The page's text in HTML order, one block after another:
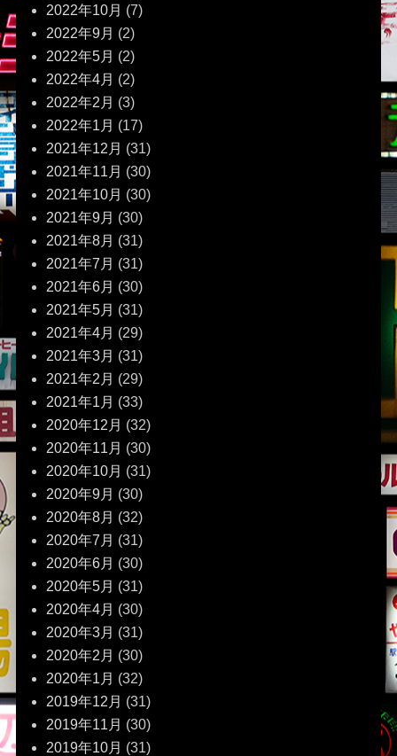
2022年10月 (7)
2022年9月 (2)
2022年5月 (2)
2022年4月 (2)
2022年2月 (3)
2022年1月 (17)
2021年12月 (31)
2021年11月 (30)
2021年10月 (30)
2021年9月 (30)
2021年8月 (31)
2021年7月 (31)
2021年6月 (30)
2021年5月 (31)
2021年4月 (29)
2021年3月 (31)
2021年2月 (29)
2021年1月 (33)
2020年12月 (32)
2020年11月 (30)
2020年10月 (31)
2020年9月 (30)
2020年8月 (32)
2020年7月 (31)
2020年6月 (30)
2020年5月 (31)
2020年4月 (30)
2020年3月 (31)
2020年2月 (30)
2020年1月 (32)
2019年12月 (31)
2019年11月 (30)
2019年10月 (31)